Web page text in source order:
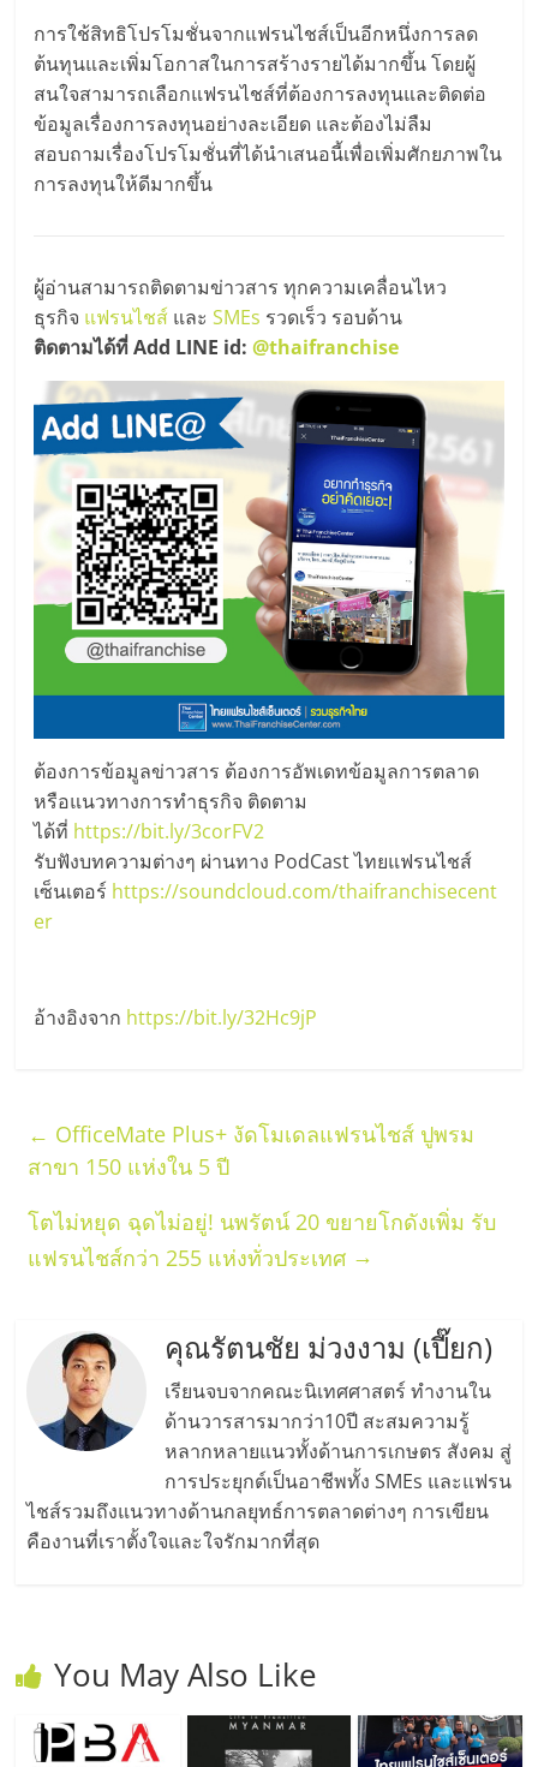
การใช้สิทธิโปรโมชั่นจากแฟรนไชส์เป็นอีกหนึ่งการลด
ต้นทุนและเพิ่มโอกาสในการสร้างรายได้มากขึ้น โดยผู้
สนใจสามารถเลือกแฟรนไชส์ที่ต้องการลงทุนและติดต่อ
ข้อมูลเรื่องการลงทุนอย่างละเอียด และต้องไม่ลืม
สอบถามเรื่องโปรโมชั่นที่ได้นำเสนอนี้เพื่อเพิ่มศักยภาพใน
การลงทุนให้ดีมากขึ้น
ผู้อ่านสามารถติดตามข่าวสาร ทุกความเคลื่อนไหว
ธุรกิจ แฟรนไชส์ และSMEs รวดเร็ว รอบด้าน
ติดตามได้ที่ Add LINE id:@thaifranchise
ต้องการข้อมูลข่าวสาร ต้องการอัพเดทข้อมูลการตลาด
หรือแนวทางการทำธุรกิจ ติดตาม
ได้ที่ https://bit.ly/3corFV2
รับฟังบทความต่างๆ ผ่านทาง PodCast ไทยแฟรนไชส์
เซ็นเตอร์ https://soundcloud.com/thaifranchisecent
er
อ้างอิงจาก https://bit.ly/32Hc9jP
← OfficeMate Plus+ งัดโมเดลแฟรนไชส์ ปูพรม
สาขา 150 แห่งใน 5 ปี
โตไม่หยุด ฉุดไม่อยู่! นพรัตน์ 20 ขยายโกดังเพิ่ม รับ
แฟรนไชส์กว่า 255 แห่งทั่วประเทศ →
คุณรัตนชัย ม่วงงาม (เปี๊ยก)
เรียนจบจากคณะนิเทศศาสตร์ ทำงานใน
ด้านวารสารมากว่า10ปี สะสมความรู้
หลากหลายแนวทั้งด้านการเกษตร สังคม สู่
การประยุกต์เป็นอาชีพทั้ง SMEs และแฟรน
ไชส์รวมถึงแนวทางด้านกลยุทธ์การตลาดต่างๆ การเขียน
คืองานที่เราตั้งใจและใจรักมากที่สุด
You May Also Like